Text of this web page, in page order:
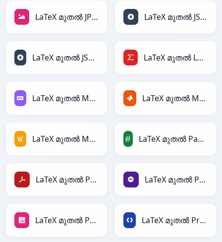
LaTeX മുതൽ JPEG LaTeX മുതൽ JSON
LaTeX മുതൽ JSONLines LaTeX മുതൽ LaTeX
LaTeX മുതൽ Markdown LaTeX മുതൽ MATLAB
LaTeX മുതൽ MediaWiki LaTeX മുതൽ PandasDataFrame
LaTeX മുതൽ PDF LaTeX മുതൽ PHP
LaTeX മുതൽ PNG LaTeX മുതൽ Protobuf